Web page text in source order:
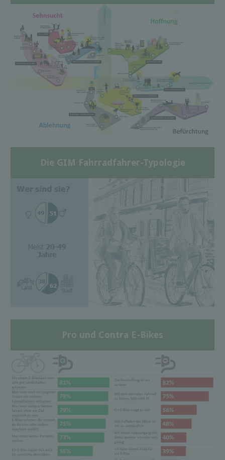
Die GIM Fahrradfahrer-Typologie
Pro und Contra E-Bikes